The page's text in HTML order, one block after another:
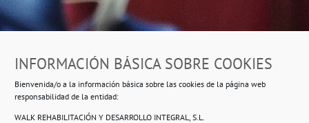
INFORMACIÓN BÁSICA SOBRE COOKIES
Bienvenida/o a la información básica sobre las cookies de la página web
responsabilidad de la entidad:
WALK REHABILITACIÓN Y DESARROLLO INTEGRAL, S.L.
Ropero Solidario de Usera
Beasáin 25-33posterior, local 3 – 28041 Madrid